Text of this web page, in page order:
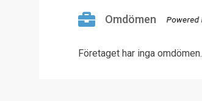
Omdömen
Företaget har inga omdömen.